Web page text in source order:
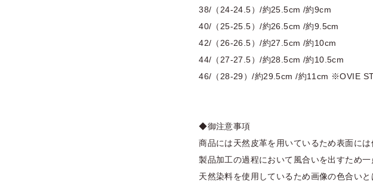
38/（24-24.5）/約25.5cm /約9cm
40/（25-25.5）/約26.5cm /約9.5cm
42/（26-26.5）/約27.5cm /約10cm
44/（27-27.5）/約28.5cm /約10.5cm
46/（28-29）/約29.5cm /約11cm ※OVIE
◆御注意事項
商品には天然皮革を用いているため表面に
製品加工の過程において風合いを出すため
天然染料を使用しているため画像の色合いと